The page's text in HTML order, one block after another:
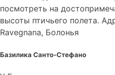
посмотреть на
высоты птичьего полета.
Ravegnana, Болонья
Базилика Санто-Стефано